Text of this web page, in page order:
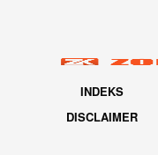
INDEKS
DISCLAIMER